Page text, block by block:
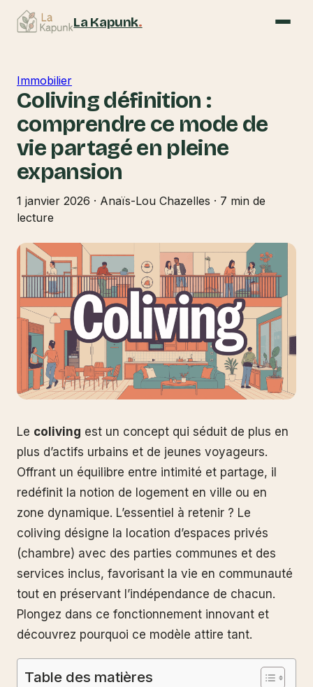
La Kapunk.
Immobilier
Coliving définition :
comprendre ce mode de
vie partagé en pleine
expansion
1 janvier 2026 · Anaïs-Lou Chazelles · 7 min de
lecture
Le coliving est un concept qui séduit de plus en
plus d’actifs urbains et de jeunes voyageurs.
Offrant un équilibre entre intimité et partage, il
redéfinit la notion de logement en ville ou en
zone dynamique. L’essentiel à retenir ? Le
coliving désigne la location d’espaces privés
(chambre) avec des parties communes et des
services inclus, favorisant la vie en communauté
tout en préservant l’indépendance de chacun.
Plongez dans ce fonctionnement innovant et
découvrez pourquoi ce modèle attire tant.
Table des matières